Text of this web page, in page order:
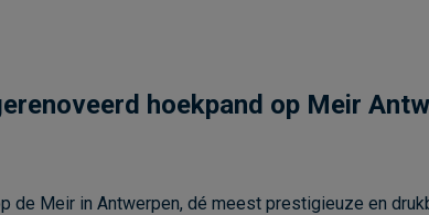
hoekpand op Meir
de Meir in Antwerpen, dé meest prestigieuze en